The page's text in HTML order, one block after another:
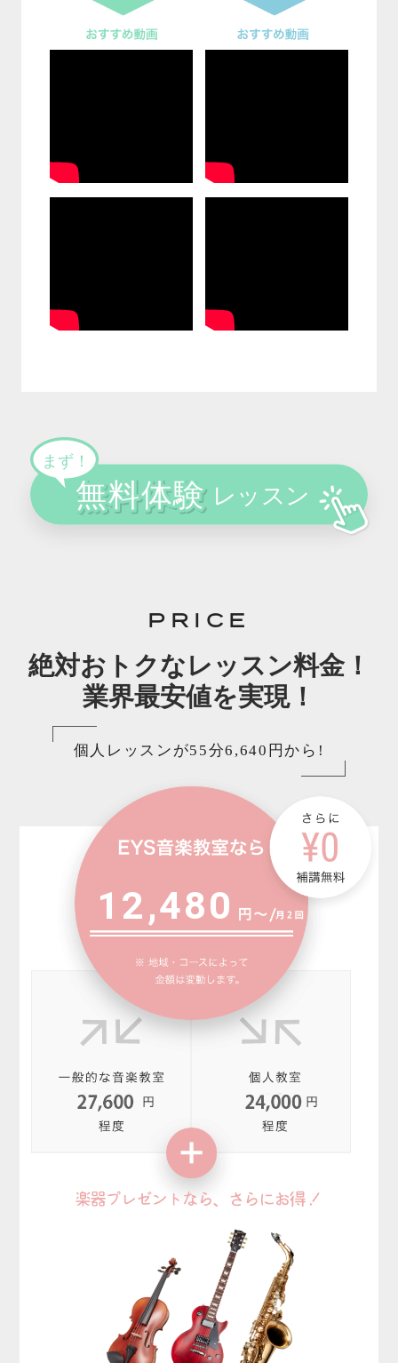
PRICE
絶対おトクなレッスン料金！
業界最安値を実現！
個人レッスンが55分6,640円から!
12,480